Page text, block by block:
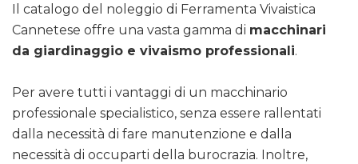
Il catalogo del noleggio di Ferramenta Vivaistica
Cannetese offre una vasta gamma di macchinari
da giardinaggio e vivaismo professionali.
Per avere tutti i vantaggi di un macchinario
professionale specialistico, senza essere rallentati
dalla necessità di fare manutenzione e dalla
necessità di occuparti della burocrazia. Inoltre,